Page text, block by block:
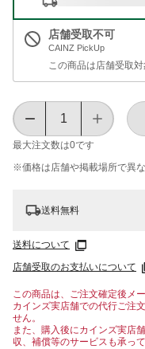
店舗受取不可
CAINZ PickUp
この商品は店舗受取
最大注文数は0です
※価格は​店舗や​掲載場所で​異な
送料無料
送料について
店舗受取のお支払いについて
この商品は、ご注文確定後メ
カインズ実店舗での代行ご注
せん。
また、購入後にカインズ実店
収、補償等のサービスも承って